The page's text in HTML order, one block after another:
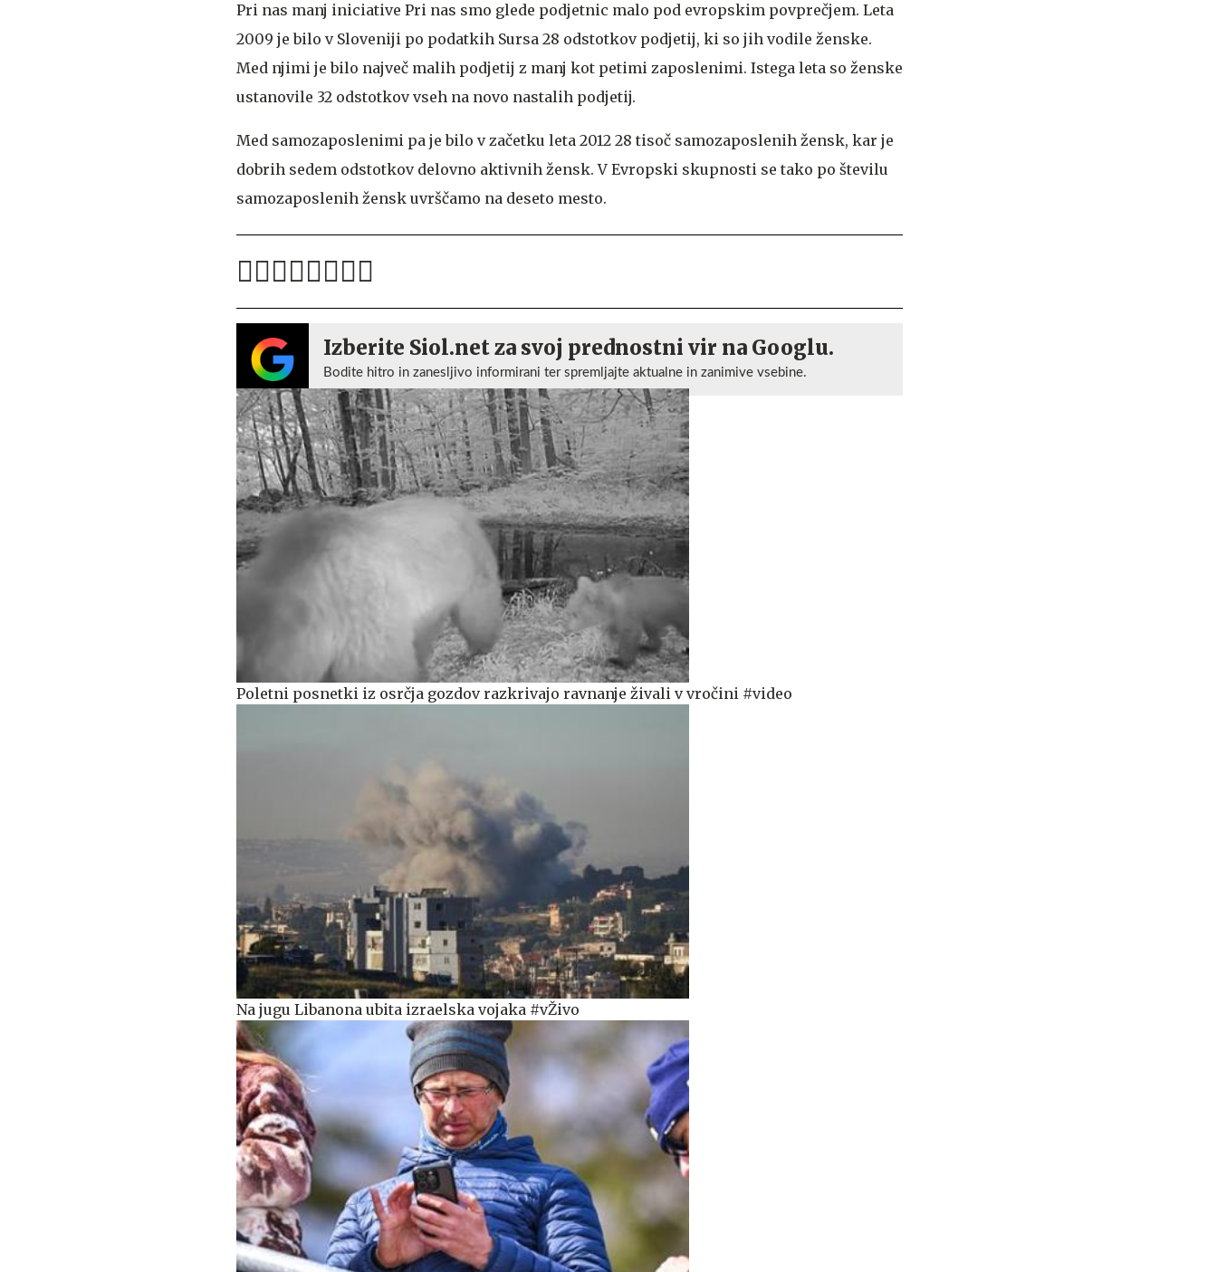
Pri nas manj iniciative Pri nas smo glede podjetnic malo pod evropskim povprečjem. Leta
2009 je bilo v Sloveniji po podatkih Sursa 28 odstotkov podjetij, ki so jih vodile ženske.
Med njimi je bilo največ malih podjetij z manj kot petimi zaposlenimi. Istega leta so ženske
ustanovile 32 odstotkov vseh na novo nastalih podjetij.
Med samozaposlenimi pa je bilo v začetku leta 2012 28 tisoč samozaposlenih žensk, kar je
dobrih sedem odstotkov delovno aktivnih žensk. V Evropski skupnosti se tako po številu
samozaposlenih žensk uvrščamo na deseto mesto.
Izberite Siol.net za svoj prednostni vir na Googlu.
Bodite hitro in zanesljivo informirani ter spremljajte aktualne in zanimive vsebine.
Poletni posnetki iz osrčja gozdov razkrivajo ravnanje živali v vročini #video
Na jugu Libanona ubita izraelska vojaka #vŽivo